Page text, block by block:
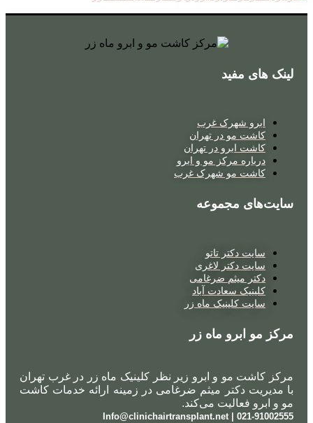
لینک های مفید
ابرو شهرک غرب
کاشت مو در تهران
کاشت ابرو در تهران
درباره مرکز مو و ابرو
کاشت مو شهرک غرب
سایت‌های مجموعه
سایت دکتر تاتو
سایت دکتر لاغری
دکتر میثم ضرغامی
کلینیک سعادت آباد
سایت کلینیک ماه زر
مرکز مو ابرو ماه زر
مرکز کاشت مو و ابرو زیر نظر کلینیک ماه زر در غرب تهران
با مدیریت دکتر میثم ضرغامی در زمینه ارائه خدمات کاشت
مو و ابرو فعالیت می‌کند.
021-91002555 | Info@clinichairtransplant.net